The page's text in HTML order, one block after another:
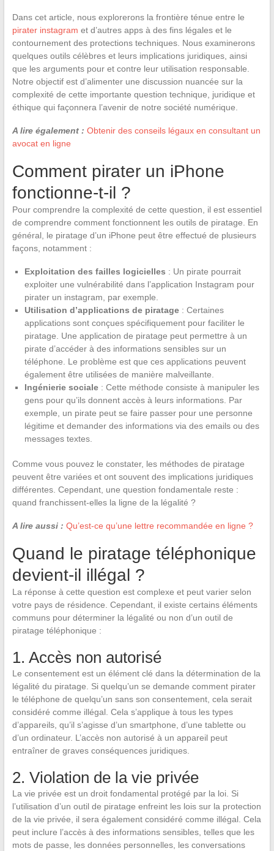
Dans cet article, nous explorerons la frontière ténue entre le
pirater instagram et d’autres apps à des fins légales et le
contournement des protections techniques. Nous examinerons
quelques outils célèbres et leurs implications juridiques, ainsi
que les arguments pour et contre leur utilisation responsable.
Notre objectif est d’alimenter une discussion nuancée sur la
complexité de cette importante question technique, juridique et
éthique qui façonnera l’avenir de notre société numérique.
A lire également : Obtenir des conseils légaux en consultant un
avocat en ligne
Comment pirater un iPhone
fonctionne-t-il ?
Pour comprendre la complexité de cette question, il est essentiel
de comprendre comment fonctionnent les outils de piratage. En
général, le piratage d’un iPhone peut être effectué de plusieurs
façons, notamment :
Exploitation des failles logicielles : Un pirate pourrait
exploiter une vulnérabilité dans l’application Instagram pour
pirater un instagram, par exemple.
Utilisation d’applications de piratage: Certaines
applications sont conçues spécifiquement pour faciliter le
piratage. Une application de piratage peut permettre à un
pirate d’accéder à des informations sensibles sur un
téléphone. Le problème est que ces applications peuvent
également être utilisées de manière malveillante.
Ingénierie sociale: Cette méthode consiste à manipuler les
gens pour qu’ils donnent accès à leurs informations. Par
exemple, un pirate peut se faire passer pour une personne
légitime et demander des informations via des emails ou des
messages textes.
Comme vous pouvez le constater, les méthodes de piratage
peuvent être variées et ont souvent des implications juridiques
différentes. Cependant, une question fondamentale reste :
quand franchissent-elles la ligne de la légalité ?
A lire aussi : Qu’est-ce qu’une lettre recommandée en ligne ?
Quand le piratage téléphonique
devient-il illégal ?
La réponse à cette question est complexe et peut varier selon
votre pays de résidence. Cependant, il existe certains éléments
communs pour déterminer la légalité ou non d’un outil de
piratage téléphonique :
1. Accès non autorisé
Le consentement est un élément clé dans la détermination de la
légalité du piratage. Si quelqu’un se demande comment pirater
le téléphone de quelqu’un sans son consentement, cela serait
considéré comme illégal. Cela s’applique à tous les types
d’appareils, qu’il s’agisse d’un smartphone, d’une tablette ou
d’un ordinateur. L’accès non autorisé à un appareil peut
entraîner de graves conséquences juridiques.
2. Violation de la vie privée
La vie privée est un droit fondamental protégé par la loi. Si
l’utilisation d’un outil de piratage enfreint les lois sur la protection
de la vie privée, il sera également considéré comme illégal. Cela
peut inclure l’accès à des informations sensibles, telles que les
mots de passe, les données personnelles, les conversations